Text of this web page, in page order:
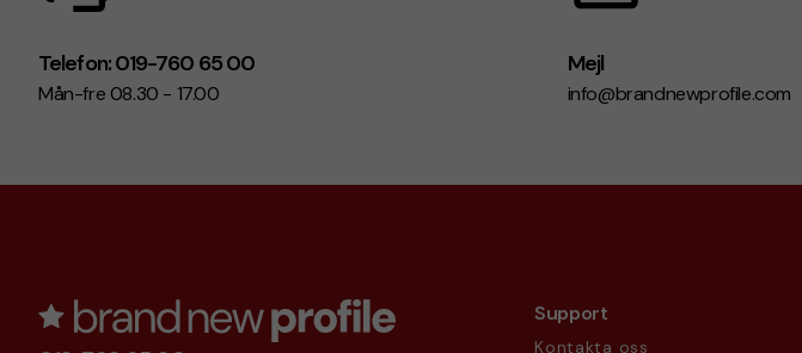
Telefon: 019-760 65 00
Mån-fre 08.30 - 17.00
Mejl
info@brandnewprofile.com
Support
Kontakta oss